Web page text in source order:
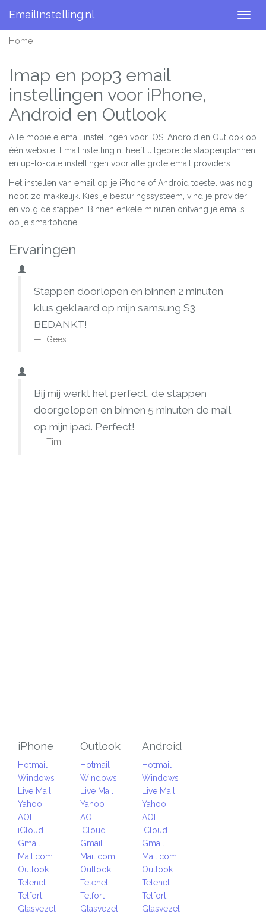
EmailInstelling.nl
Home
Imap en pop3 email
instellingen voor iPhone,
Android en Outlook
Alle mobiele email instellingen voor iOS, Android en Outlook op
één website. Emailinstelling.nl heeft uitgebreide stappenplannen
en up-to-date instellingen voor alle grote email providers.
Het instellen van email op je iPhone of Android toestel was nog
nooit zo makkelijk. Kies je besturingssysteem, vind je provider
en volg de stappen. Binnen enkele minuten ontvang je emails
op je smartphone!
Ervaringen
Stappen doorlopen en binnen 2 minuten
klus geklaard op mijn samsung S3
BEDANKT!
Gees
Bij mij werkt het perfect, de stappen
doorgelopen en binnen 5 minuten de mail
op mijn ipad. Perfect!
Tim
iPhone
Hotmail
Windows
Live Mail
Yahoo
AOL
iCloud
Gmail
Mail.com
Outlook
Telenet
Telfort
Glasvezel
Outlook
Hotmail
Windows
Live Mail
Yahoo
AOL
iCloud
Gmail
Mail.com
Outlook
Telenet
Telfort
Glasvezel
Android
Hotmail
Windows
Live Mail
Yahoo
AOL
iCloud
Gmail
Mail.com
Outlook
Telenet
Telfort
Glasvezel